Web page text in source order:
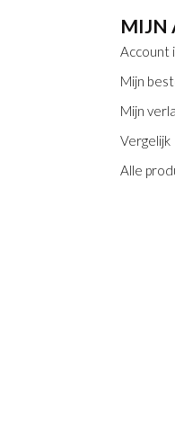
MIJN
Account
Mijn
Mijn
Vergelijk
Alle